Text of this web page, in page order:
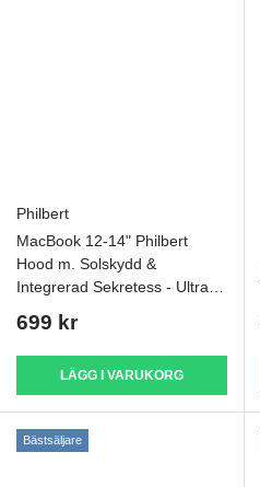
Philbert
MacBook 12-14" Philbert
Hood m. Solskydd &
Integrerad Sekretess - Ultra
Slim - Svart
699 kr
LÄGG I VARUKORG
Bästsäljare